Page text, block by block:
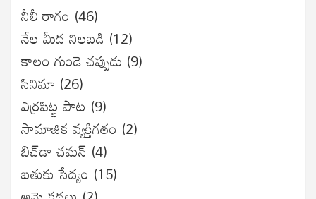
నీలీ రాగం (46)
నేల మీద నిలబడి (12)
కాలం గుండె చప్పుడు (9)
సినిమా (26)
ఎర్రపిట్ట పాట (9)
సామాజిక వ్యక్తిగతం (2)
బిచ్‌డా చమన్ (4)
బతుకు సేద్యం (15)